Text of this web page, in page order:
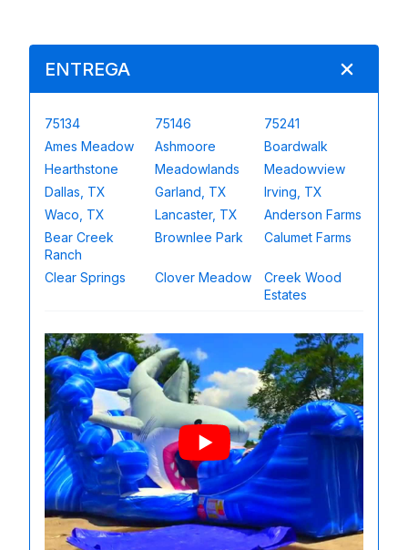
ENTREGA
75134 75146
75241
Ames Meadow
Ashmoore
Boardwalk
Hearthstone
Meadowlands
Meadowview
Dallas, TX
Garland, TX
Irving, TX
Waco, TX
Lancaster, TX
Anderson Farms
Bear Creek
Ranch
Brownlee Park Calumet Farms
Clear Springs Clover Meadow
Creek Wood
Estates